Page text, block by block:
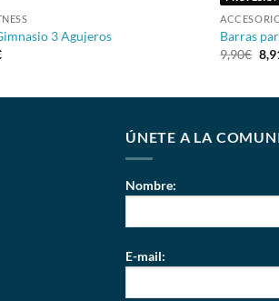
3 Agujeros
Barras
9,90€
ÚNETE A LA
Nombre:
E-mail: